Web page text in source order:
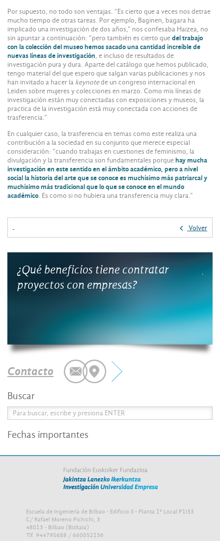
Por supuesto, no todo son ventajas. “Es cierto que a veces nos detrae
mucho tiempo de otras tareas. Por ejemplo, Baginen, bagara ha
implicado una investigación de dos años,” nos confesaba Haizea, no
sin apuntar a continuación: “pero también es cierto quedel trabajo
con la colección del museo hemos sacado una cantidad increíble de
nuevas líneas de investigación, e incluso de resultados de
investigación pura y dura. Aparte del catálogo que hemos publicado,
tengo material del que espero que salgan varias publicaciones y nos
han invitado a hacer la keynotede un congreso internacional en
Leiden sobre mujeres y colecciones en marzo. Como mis líneas de
investigación están muy conectadas con exposiciones y museos, la
practica de la investigación está muy conectada con acciones de
trasferencia.”
En cualquier caso, la trasferencia en temas como este realiza una
contribución a la sociedad en su conjunto que merece especial
consideración: “cuando trabajas en cuestiones de feminismo, la
divulgación y la transferencia son fundamentales porquehay mucha
investigación en este sentido en el ámbito académico, pero a nivel
social la historia del arte que se conoce es muchísimo más patriarcal y
muchísimo más tradicional que lo que se conoce en el mundo
académico. Es como si no hubiera una transferencia muy clara.”
Volver
¿Qué beneficios tiene contratar
proyectos con empresas?
Contacto
Buscar
Fechas importantes
Escuela de Ingeniería de Bilbao - Edificio II - Planta 1ª Local P1I33
C/ Rafael Moreno Pichichi, 3
48013 - Bilbao (Bizkaia)
Tlf. 944795688 / 660052136